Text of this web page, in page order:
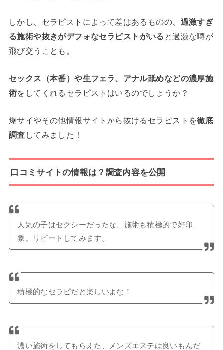
しかし、セラピストによって差はあるものの、 過激すぎ
る施術や抜きがデフォなセラピストがいる と過激な噂が
飛び交うことも。
セックス（本番）や生フェラ、アナル舐めなどの濃厚施
術をしてくれるセラピストはいるのでしょうか？
爆サイやその他情報サイトから抜けるセラピストを徹底
調査 してみました！
口コミサイトの情報は？調査内容を公開
人気の子はセクシーだったな、施術も積極的で好印
象。リピートしてみます。
積極的なセラピだと楽しいよな！
濃い施術をしてもらえた、メンズエステは良いもんだ